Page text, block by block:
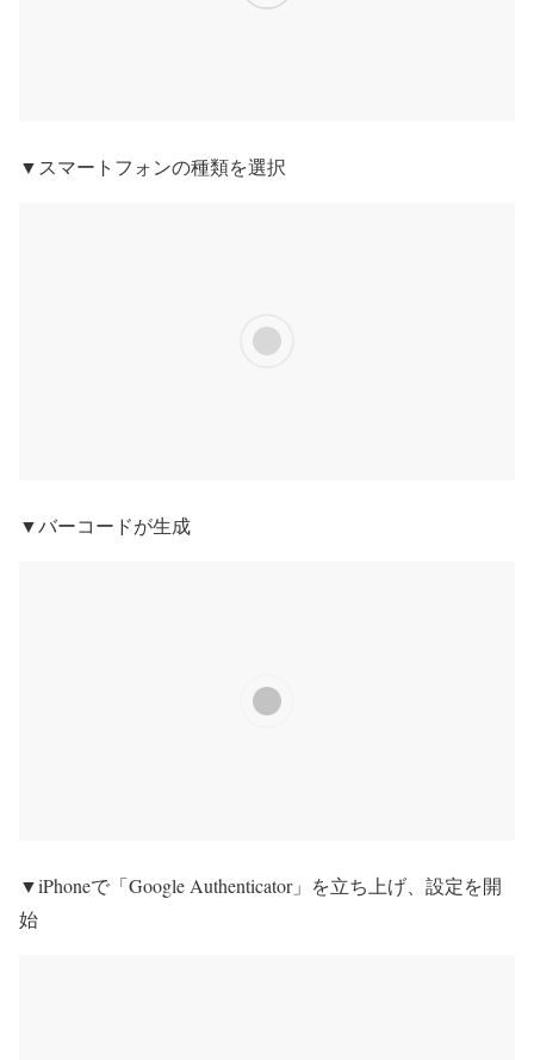
▼スマートフォンの種類を選択
▼バーコードが生成
▼iPhoneで「Google Authenticator」を立ち上げ、設定を開
始